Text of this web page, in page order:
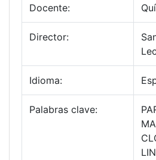
Docente:
Director:
Idioma:
Palabras clave: